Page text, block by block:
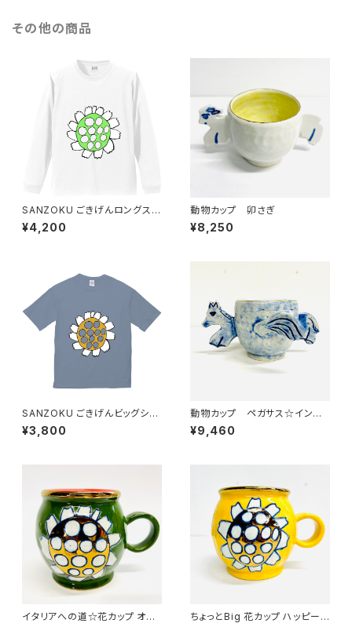
その他の商品
SANZOKU ごきげんロングスリ
ーブT★（ホワイト）
¥4,200
動物カップ 卯さぎ
¥8,250
SANZOKU ごきげんビッグシル
エットT★（アシッドブルー）
¥3,800
動物カップ ペガサス☆インディ
ゴブルー
¥9,460
イタリアへの道☆花カップ オリ
ちょっとBig 花カップ ハッピーイ